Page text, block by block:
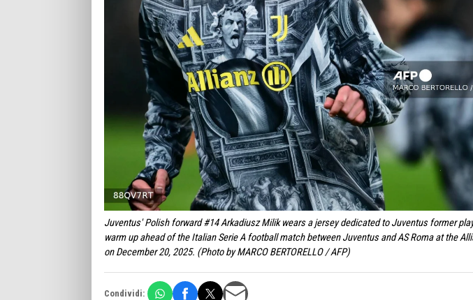
Juventus' Polish forward #14 Arkadiusz Milik wears a jersey dedicated to Juventus former
warm up ahead of the Italian Serie A football match between Juventus and AS Roma at the
on December 20, 2025. (Photo by MARCO BERTORELLO / AFP)
Condividi: